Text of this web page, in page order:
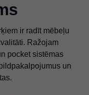
ir radīt mēbeļu
Ražojam
pocket sistēmas
un